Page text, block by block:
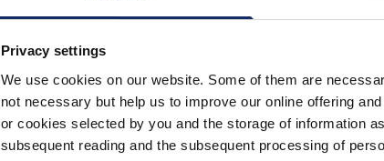
Privacy settings
We use cookies on our website. Some of them are
not necessary but help us to improve our online offering
or cookies selected by you and the storage of information
subsequent reading and the subsequent processing of